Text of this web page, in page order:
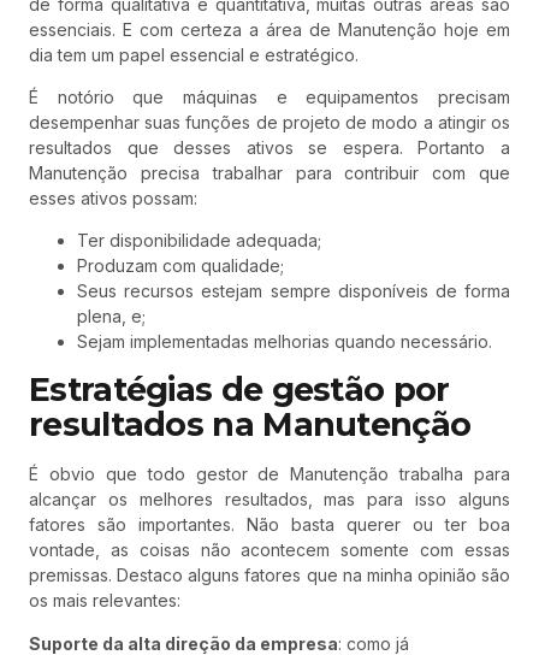
essenciais. E com certeza a área de Manutenção hoje em
dia tem um papel essencial e estratégico.
É notório que máquinas e equipamentos precisam
desempenhar suas funções de projeto de modo a atingir os
resultados que desses ativos se espera. Portanto a
Manutenção precisa trabalhar para contribuir com que
esses ativos possam:
Ter disponibilidade adequada;
Produzam com qualidade;
Seus recursos estejam sempre disponíveis de forma
plena, e;
Sejam implementadas melhorias quando necessário.
Estratégias de gestão por
resultados na Manutenção
É obvio que todo gestor de Manutenção trabalha para
alcançar os melhores resultados, mas para isso alguns
fatores são importantes. Não basta querer ou ter boa
vontade, as coisas não acontecem somente com essas
premissas. Destaco alguns fatores que na minha opinião são
os mais relevantes:
Suporte da alta direção da empresa: como já